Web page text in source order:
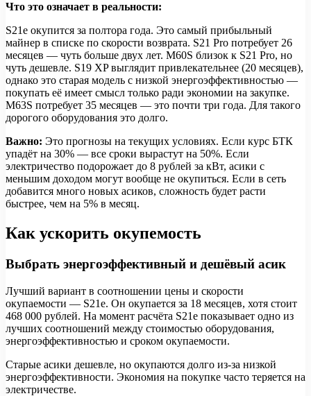
Что это означает в реальности:
S21e окупится за полтора года. Это самый прибыльный
майнер в списке по скорости возврата. S21 Pro потребует 26
месяцев — чуть больше двух лет. M60S близок к S21 Pro, но
чуть дешевле. S19 XP выглядит привлекательнее (20 месяцев),
однако это старая модель с низкой энергоэффективностью —
покупать её имеет смысл только ради экономии на закупке.
M63S потребует 35 месяцев — это почти три года. Для такого
дорогого оборудования это долго.
Важно: Это прогнозы на текущих условиях. Если курс БТК
упадёт на 30% — все сроки вырастут на 50%. Если
электричество подорожает до 8 рублей за кВт, асики с
меньшим доходом могут вообще не окупиться. Если в сеть
добавится много новых асиков, сложность будет расти
быстрее, чем на 5% в месяц.
Как ускорить окупемость
Выбрать энергоэффективный и дешёвый асик
Лучший вариант в соотношении цены и скорости
окупаемости — S21e. Он окупается за 18 месяцев, хотя стоит
468 000 рублей. На момент расчёта S21e показывает одно из
лучших соотношений между стоимостью оборудования,
энергоэффективностью и сроком окупаемости.
Старые асики дешевле, но окупаются долго из-за низкой
энергоэффективности. Экономия на покупке часто теряется на
электричестве.